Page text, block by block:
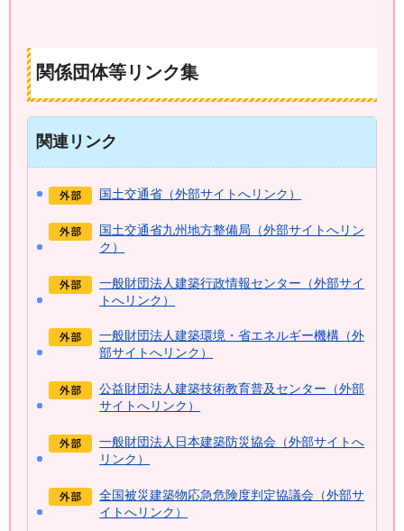
関係団体等リンク集
関連リンク
国土交通省（外部サイトへリンク）
国土交通省九州地方整備局（外部サイトへリン
ク）
一般財団法人建築行政情報センター（外部サイ
トへリンク）
一般財団法人建築環境・省エネルギー機構（外
部サイトへリンク）
公益財団法人建築技術教育普及センター（外部
サイトへリンク）
一般財団法人日本建築防災協会（外部サイトへ
リンク）
全国被災建築物応急危険度判定協議会（外部サ
イトへリンク）